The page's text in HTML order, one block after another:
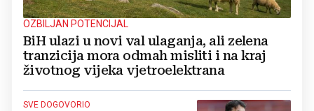
OZBILJAN POTENCIJAL
BiH ulazi u novi val ulaganja, ali zelena
tranzicija mora odmah misliti i na kraj
životnog vijeka vjetroelektrana
SVE DOGOVORIO